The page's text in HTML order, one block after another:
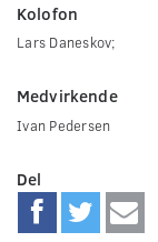
Kolofon
Lars Daneskov;
Medvirkende
Ivan Pedersen
Del